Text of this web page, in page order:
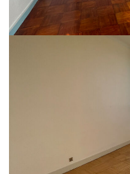
fac de droit, au 1 boulevard Armand
d'un séjour donnant sur un balcon,
chambres et une salle d'eau, au
superbe vue dégagée et sans vis à
froide et ordures ménagères
Loyer : 835€ + 164.20€ comprenant